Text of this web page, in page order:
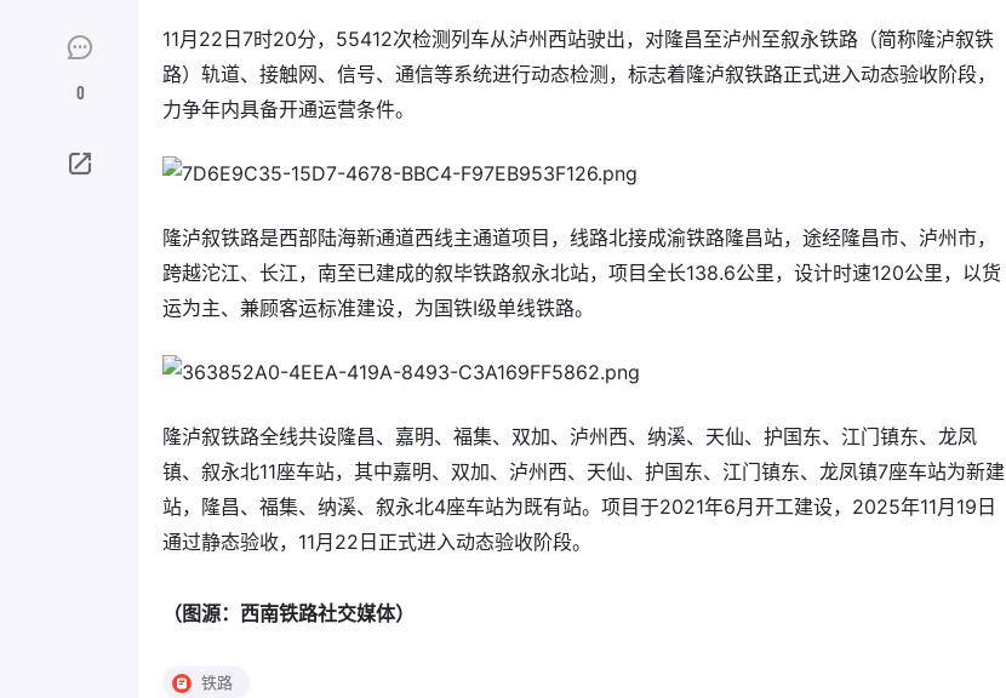
0
11月22日7时20分，55412次检测列车从泸州西站驶出，对隆昌至泸州至叙永铁路（简称隆泸叙铁
路）轨道、接触网、信号、通信等系统进行动态检测，标志着隆泸叙铁路正式进入动态验收阶段，
力争年内具备开通运营条件。
隆泸叙铁路是西部陆海新通道西线主通道项目，线路北接成渝铁路隆昌站，途经隆昌市、泸州市，
跨越沱江、长江，南至已建成的叙毕铁路叙永北站，项目全长138.6公里，设计时速120公里，以货
运为主、兼顾客运标准建设，为国铁Ⅰ级单线铁路。
隆泸叙铁路全线共设隆昌、嘉明、福集、双加、泸州西、纳溪、天仙、护国东、江门镇东、龙凤
镇、叙永北11座车站，其中嘉明、双加、泸州西、天仙、护国东、江门镇东、龙凤镇7座车站为新建
站，隆昌、福集、纳溪、叙永北4座车站为既有站。项目于2021年6月开工建设，2025年11月19日
通过静态验收，11月22日正式进入动态验收阶段。
（图源：西南铁路社交媒体）
铁路